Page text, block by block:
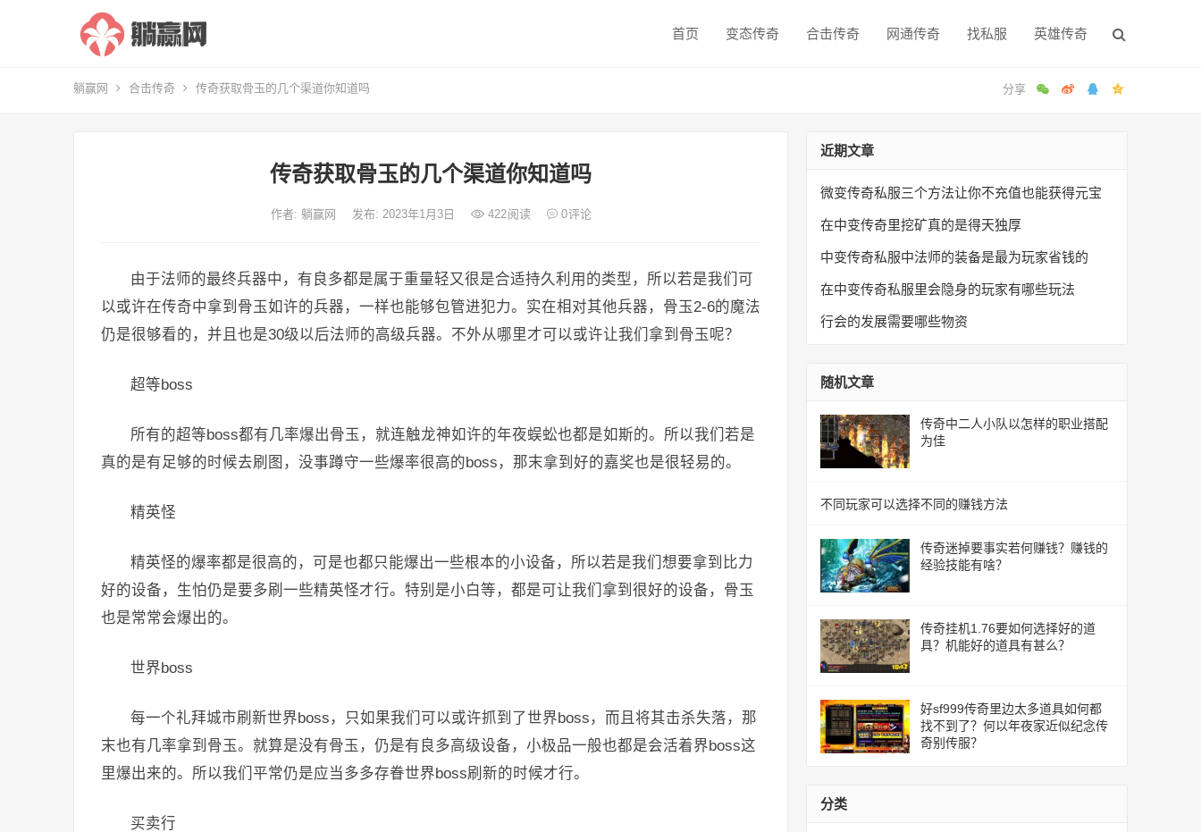
首页 变态传奇 合击传奇 网通传奇 找私服 英雄传奇
躺赢网 合击传奇 传奇获取骨玉的几个渠道你知道吗
传奇获取骨玉的几个渠道你知道吗
作者: 躺赢网 发布: 2023年1月3日 422阅读 0评论
由于法师的最终兵器中，有良多都是属于重量轻又很是合适持久利用的类型，所以若是我们可
以或许在传奇中拿到骨玉如许的兵器，一样也能够包管进犯力。实在相对其他兵器，骨玉2-6的魔法
仍是很够看的，并且也是30级以后法师的高级兵器。不外从哪里才可以或许让我们拿到骨玉呢？
超等boss
所有的超等boss都有几率爆出骨玉，就连触龙神如许的年夜蜈蚣也都是如斯的。所以我们若是
真的是有足够的时候去刷图，没事蹲守一些爆率很高的boss，那末拿到好的嘉奖也是很轻易的。
精英怪
精英怪的爆率都是很高的，可是也都只能爆出一些根本的小设备，所以若是我们想要拿到比力
好的设备，生怕仍是要多刷一些精英怪才行。特别是小白等，都是可让我们拿到很好的设备，骨玉
也是常常会爆出的。
世界boss
每一个礼拜城市刷新世界boss，只如果我们可以或许抓到了世界boss，而且将其击杀失落，那
末也有几率拿到骨玉。就算是没有骨玉，仍是有良多高级设备，小极品一般也都是会活着界boss这
里爆出来的。所以我们平常仍是应当多多存眷世界boss刷新的时候才行。
买卖行
近期文章
微变传奇私服三个方法让你不充值也能获得元宝
在中变传奇里挖矿真的是得天独厚
中变传奇私服中法师的装备是最为玩家省钱的
在中变传奇私服里会隐身的玩家有哪些玩法
行会的发展需要哪些物资
随机文章
传奇中二人小队以怎样的职业搭配
为佳
不同玩家可以选择不同的赚钱方法
传奇迷掉要事实若何赚钱？赚钱的
经验技能有啥？
传奇挂机1.76要如何选择好的道
具？机能好的道具有甚么？
好sf999传奇里边太多道具如何都
找不到了？何以年夜家近似纪念传
奇别传服？
分类